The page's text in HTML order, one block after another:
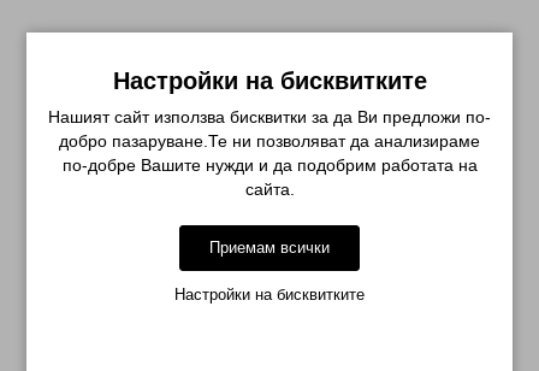
Настройки на бисквитките
Нашият сайт използва бисквитки за да Ви предложи по-
добро пазаруване.Те ни позволяват да анализираме
по-добре Вашите нужди и да подобрим работата на
сайта.
Приемам всички
Настройки на бисквитките